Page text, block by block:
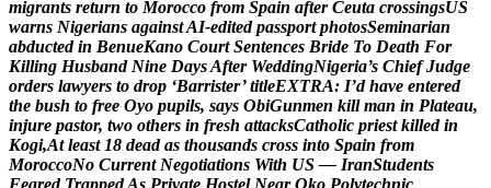
migrants return to Morocco from Spain after Ceuta crossingsUS
warns Nigerians againstAI-edited passport photosSeminarian
abducted in BenueKano Court Sentences Bride To Death For
Killing Husband Nine DaysAfter WeddingNigeria’s Chief Judge
orders lawyers to drop ‘Barrister’ titleEXTRA: I’d have entered
the bush to free Oyo pupils, says ObiGunmen kill man in Plateau,
injure pastor, two others in fresh attacksCatholic priest killed in
Kogi,At least 18 dead as thousands cross into Spain from
MoroccoNo Current Negotiations With US — IranStudents